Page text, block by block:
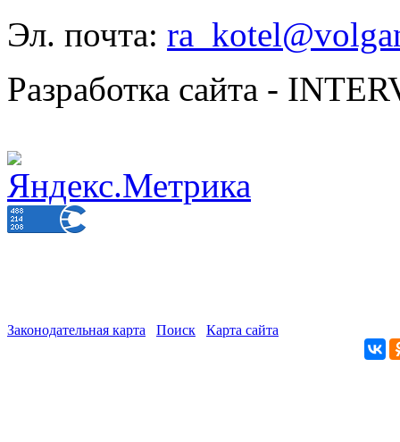
Эл. почта:
Разработка сайта -
Законодательная карта Поиск Карта сайта